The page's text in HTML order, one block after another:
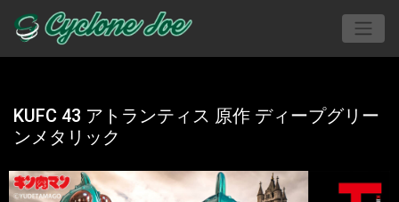
KUFC 43 アトランティス 原作 ディープグリー
ンメタリック